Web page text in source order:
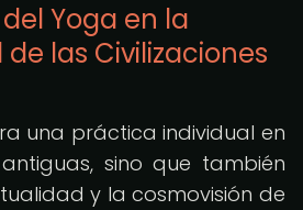
Yoga en la
las Civilizaciones
una práctica individual en
sino que también
y la cosmovisión de